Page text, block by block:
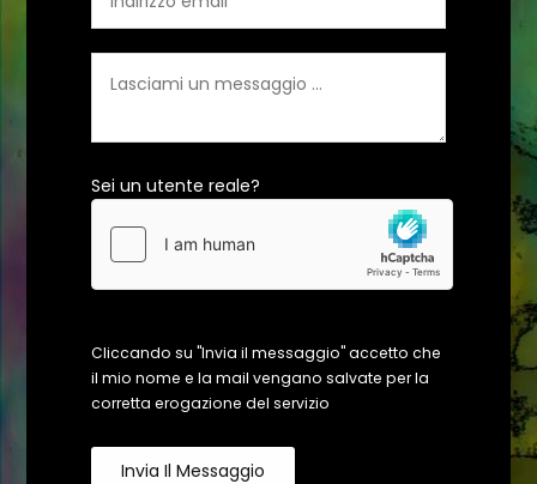
Sei un utente reale?
Cliccando su "Invia il messaggio" accetto che
il mio nome e la mail vengano salvate per la
corretta erogazione del servizio
Invia Il Messaggio